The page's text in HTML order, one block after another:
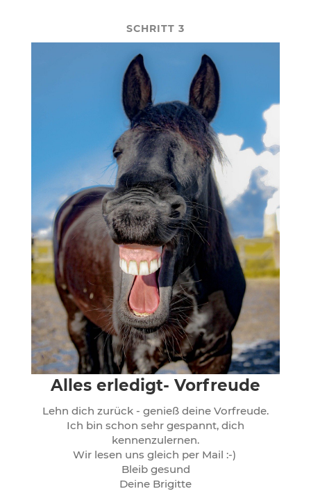
SCHRITT 3
Alles erledigt- Vorfreude
Lehn dich zurück - genieß deine Vorfreude.
Ich bin schon sehr gespannt, dich
kennenzulernen.
Wir lesen uns gleich per Mail :-)
Bleib gesund
Deine Brigitte